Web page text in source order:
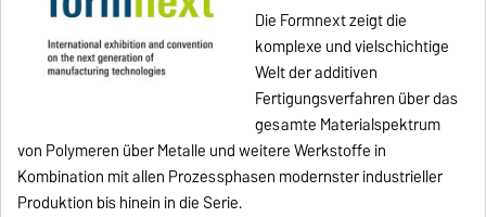
Die Formnext zeigt die
komplexe und vielschichtige
Welt der additiven
Fertigungsverfahren über das
gesamte Materialspektrum
von Polymeren über Metalle und weitere Werkstoffe in
Kombination mit allen Prozessphasen modernster industrieller
Produktion bis hinein in die Serie.